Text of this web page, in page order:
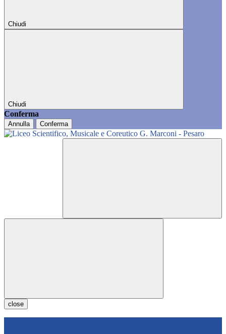
Chiudi
Chiudi
Conferma
Annulla Conferma
close